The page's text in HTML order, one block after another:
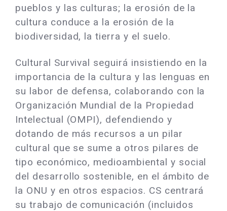
pueblos y las culturas; la erosión de la
cultura conduce a la erosión de la
biodiversidad, la tierra y el suelo.
Cultural Survival seguirá insistiendo en la
importancia de la cultura y las lenguas en
su labor de defensa, colaborando con la
Organización Mundial de la Propiedad
Intelectual (OMPI), defendiendo y
dotando de más recursos a un pilar
cultural que se sume a otros pilares de
tipo económico, medioambiental y social
del desarrollo sostenible, en el ámbito de
la ONU y en otros espacios. CS centrará
su trabajo de comunicación (incluidos